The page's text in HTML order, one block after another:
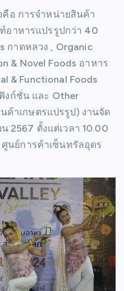
อ การจำหน่ายสินค้า
อาหารแปรรูปกว่า 40
กาดหลวง , Organic
& Novel Foods อาหาร
& Functional Foods
งก์ชั่น และ Other
ค้าเกษตรแปรรูป) งานจัด
2567 ตั้งแต่เวลา 10.00
นย์การค้าเซ็นทรัลอุดร